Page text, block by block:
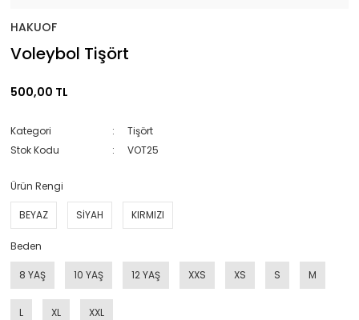
HAKUOF
Voleybol Tişört
500,00 TL
Kategori
Tişört
Stok Kodu
VOT25
Ürün Rengi
BEYAZ SİYAH KIRMIZI
Beden
8 YAŞ 10 YAŞ 12 YAŞ XXS XS S M
L XL XXL